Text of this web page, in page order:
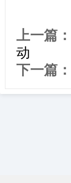
上一篇：
动
下一篇：